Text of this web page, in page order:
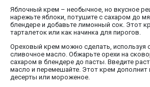
Яблочный крем – необычное, но вкусное
нарежьте яблоки, потушите с сахаром до
блендере и добавьте лимонный сок. Этот
тарталеток или как начинка для пирогов.
Ореховый крем можно сделать, используя
сливочное масло. Обжарьте орехи на
сахаром в блендере до пасты. Введите
масло и перемешайте. Этот крем
десерты или мороженое.